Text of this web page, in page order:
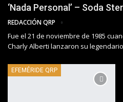
‘Nada Personal’ – Soda
REDACCIÓN QRP
Fue el 21 de noviembre de 1985
Charly Alberti lanzaron su
EFEMÉRIDE QRP